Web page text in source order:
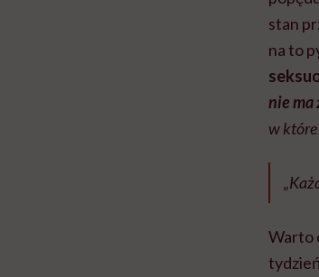
stan
na to
nie ma
w
Warto